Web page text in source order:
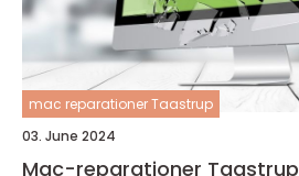
mac reparationer Taastrup
03. June 2024
Mac-reparationer Taastrup